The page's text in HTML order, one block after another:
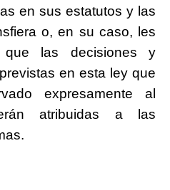
en sus estatutos y las
o, en su caso, les
las decisiones y
en esta ley que
expresamente al
atribuidas a las